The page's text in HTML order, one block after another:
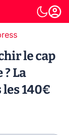
le cap
La
les 140€